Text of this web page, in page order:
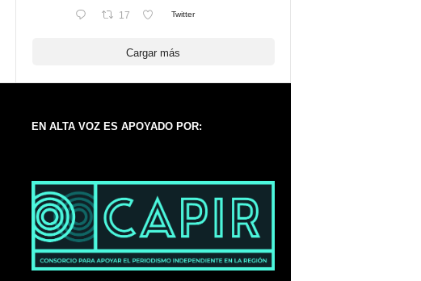
17 Twitter
Cargar más
EN ALTA VOZ ES APOYADO POR: